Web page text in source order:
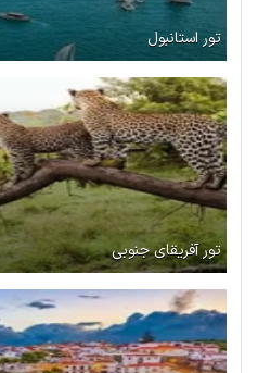
تور استانبول
تور آفریقای جنوبی